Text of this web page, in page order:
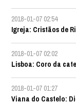
2018-01-07 02:54
Igreja: Cristãos de
2018-01-07 02:02
Lisboa: Coro da
2018-01-07 01:27
Viana do Castelo: